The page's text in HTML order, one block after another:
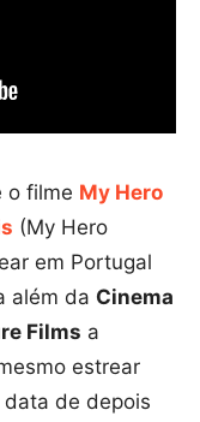
o filme My Hero
(My Hero
em Portugal
além da Cinema
Films a
estrear
de depois